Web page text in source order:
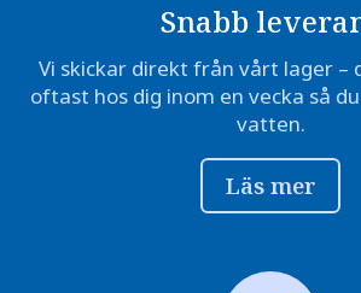
Snabb
Vi skickar direkt från vårt lager –
oftast hos dig inom en vecka så
vatten.
Läs mer